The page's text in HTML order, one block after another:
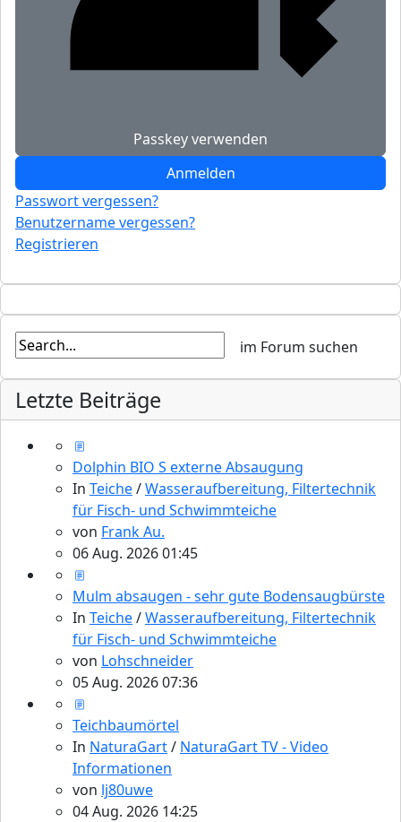
Passkey verwenden
Anmelden
Passwort vergessen?
Benutzername vergessen?
Registrieren
Letzte Beiträge
Dolphin BIO S externe Absaugung
In Teiche/Wasseraufbereitung, Filtertechnik
für Fisch- und Schwimmteiche
von Frank Au.
06 Aug. 2026 01:45
Mulm absaugen - sehr gute Bodensaugbürste
In Teiche/Wasseraufbereitung, Filtertechnik
für Fisch- und Schwimmteiche
von Lohschneider
05 Aug. 2026 07:36
Teichbaumörtel
In NaturaGart/ NaturaGart TV - Video
Informationen
von lj80uwe
04 Aug. 2026 14:25